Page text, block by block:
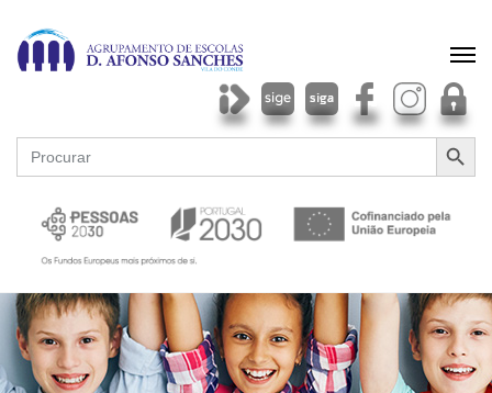
Search
for:
SEARCH